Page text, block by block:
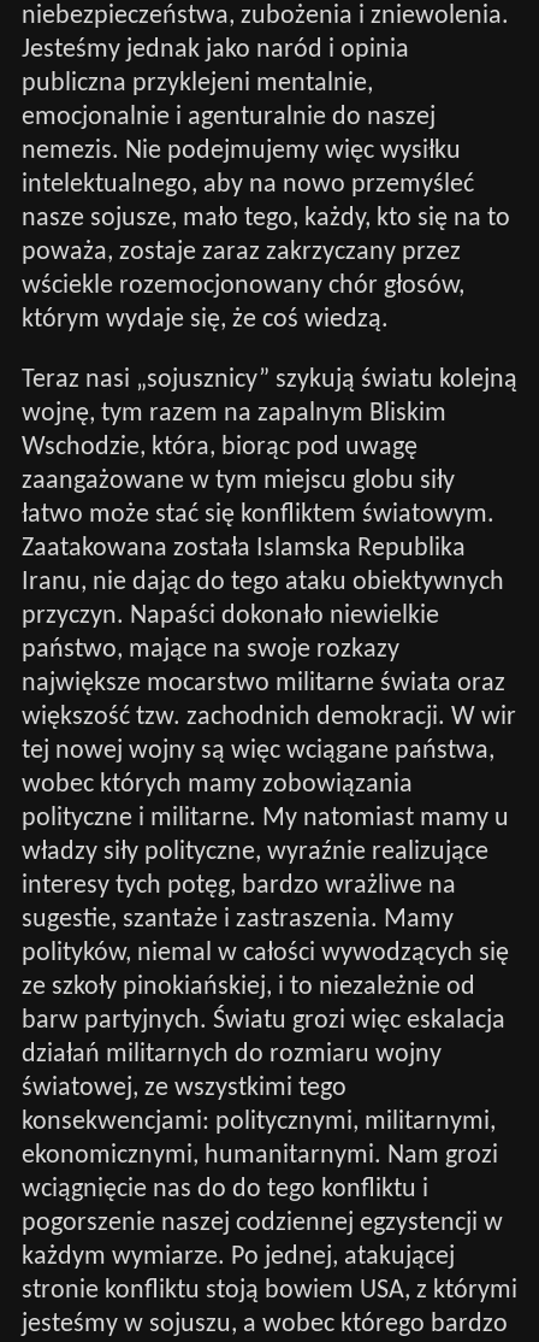
niebezpieczeństwa, zubożenia i zniewolenia.
Jesteśmy jednak jako naród i opinia
publiczna przyklejeni mentalnie,
emocjonalnie i agenturalnie do naszej
nemezis. Nie podejmujemy więc wysiłku
intelektualnego, aby na nowo przemyśleć
nasze sojusze, mało tego, każdy, kto się na to
poważa, zostaje zaraz zakrzyczany przez
wściekle rozemocjonowany chór głosów,
którym wydaje się, że coś wiedzą.
Teraz nasi „sojusznicy” szykują światu kolejną
wojnę, tym razem na zapalnym Bliskim
Wschodzie, która, biorąc pod uwagę
zaangażowane w tym miejscu globu siły
łatwo może stać się konfliktem światowym.
Zaatakowana została Islamska Republika
Iranu, nie dając do tego ataku obiektywnych
przyczyn. Napaści dokonało niewielkie
państwo, mające na swoje rozkazy
największe mocarstwo militarne świata oraz
większość tzw. zachodnich demokracji. W wir
tej nowej wojny są więc wciągane państwa,
wobec których mamy zobowiązania
polityczne i militarne. My natomiast mamy u
władzy siły polityczne, wyraźnie realizujące
interesy tych potęg, bardzo wrażliwe na
sugestie, szantaże i zastraszenia. Mamy
polityków, niemal w całości wywodzących się
ze szkoły pinokiańskiej, i to niezależnie od
barw partyjnych. Światu grozi więc eskalacja
działań militarnych do rozmiaru wojny
światowej, ze wszystkimi tego
konsekwencjami: politycznymi, militarnymi,
ekonomicznymi, humanitarnymi. Nam grozi
wciągnięcie nas do do tego konfliktu i
pogorszenie naszej codziennej egzystencji w
każdym wymiarze. Po jednej, atakującej
stronie konfliktu stoją bowiem USA, z którymi
jesteśmy w sojuszu, a wobec którego bardzo